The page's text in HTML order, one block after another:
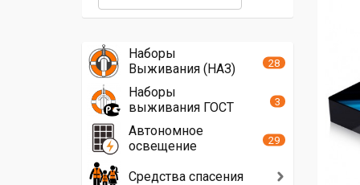
Наборы
Выживания (НАЗ)
28
Наборы
выживания ГОСТ
3
Автономное
освещение
29
Средства спасения